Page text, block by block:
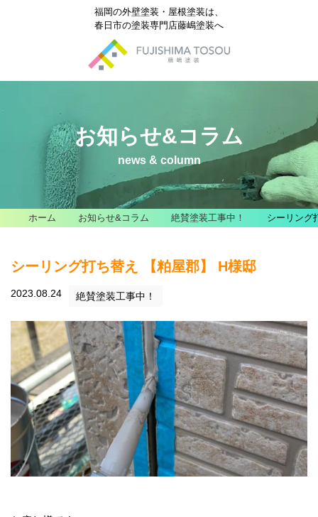
福岡の外壁塗装・屋根塗装は、
春日市の塗装専門店藤嶋塗装へ
お知らせ&コラム
news & column
ホーム お知らせ&コラム 絶賛塗装工事中！ シーリング
シーリング打ち替え 【粕屋郡】 H様邸
2023.08.24 絶賛塗装工事中！